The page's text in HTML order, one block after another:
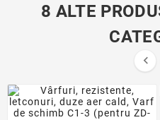
8 ALTE
